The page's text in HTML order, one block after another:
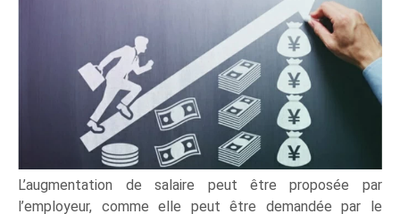
L’augmentation de salaire peut être proposée par
l’employeur, comme elle peut être demandée par le